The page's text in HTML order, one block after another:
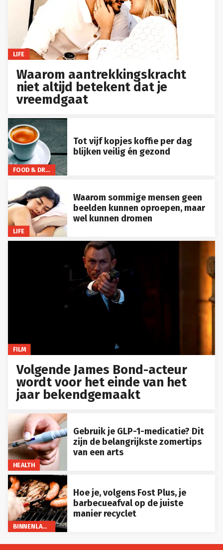
LIFE
Waarom aantrekkingskracht
niet altijd betekent dat je
vreemdgaat
FOOD & DRINKS
Tot vijf kopjes koffie per dag
blijken veilig én gezond
LIFE
Waarom sommige mensen geen
beelden kunnen oproepen, maar
wel kunnen dromen
FILM
Volgende James Bond-acteur
wordt voor het einde van het
jaar bekendgemaakt
HEALTH
Gebruik je GLP-1-medicatie? Dit
zijn de belangrijkste zomertips
van een arts
BINNENLAND
Hoe je, volgens Fost Plus, je
barbecueafval op de juiste
manier recyclet